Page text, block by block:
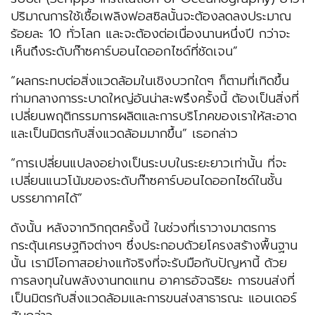
ปริมาณการใช้เชื้อเพลิงฟอสซิลนั้นจะต้องลดลงประมาณ
ร้อยละ 10 ทั่วโลก และจะต้องต่อเนื่องนานหนึ่งปี กว่าจะ
เห็นถึงระดับก๊าซคาร์บอนไดออกไซด์ที่ชัดเจน”
“ผลกระทบต่อสิ่งแวดล้อมในเชิงบวกใดๆ ก็ตามที่เกิดขึ้น
ท่ามกลางการระบาดใหญ่อันน่าสะพรึงครั้งนี้ ต้องเป็นสิ่งที่
เปลี่ยนพฤติกรรมการผลิตและการบริโภคของเราให้สะอาด
และเป็นมิตรกับสิ่งแวดล้อมมากขึ้น” เธอกล่าว
“การเปลี่ยนแปลงอย่างเป็นระบบในระยะยาวเท่านั้น ที่จะ
เปลี่ยนแนวโน้มของระดับก๊าซคาร์บอนไดออกไซด์ในชั้น
บรรยากาศได้”
ดังนั้น หลังจากวิกฤตครั้งนี้ ในช่วงที่เราวางมาตรการ
กระตุ้นเศรษฐกิจต่างๆ ซึ่งประกอบด้วยโครงสร้างพื้นฐาน
นั้น เรามีโอกาสอย่างแท้จริงที่จะรับมือกับปัญหานี้ ด้วย
การลงทุนในพลังงานทดแทน อาคารอัจฉริยะ การขนส่งที่
เป็นมิตรกับสิ่งแวดล้อมและการขนส่งสาธารณะ แอนเดอร์